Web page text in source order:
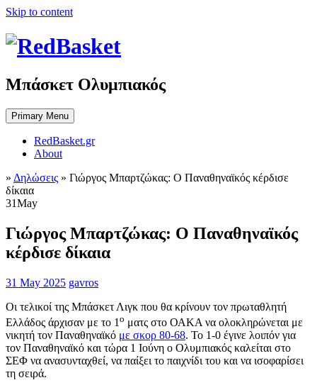
Skip to content
Μπάσκετ Ολυμπιακός
Primary Menu
RedBasket.gr
About
» Δηλώσεις » Γιώργος Μπαρτζώκας: Ο Παναθηναϊκός κέρδισε
δίκαια
31May
Γιώργος Μπαρτζώκας: Ο Παναθηναϊκός
κέρδισε δίκαια
31 May 2025 gavros
Οι τελικοί της Μπάσκετ Λιγκ που θα κρίνουν τον πρωταθλητή
Ελλάδος άρχισαν με το 1 ο ματς στο ΟΑΚΑ να ολοκληρώνεται με
νικητή τον Παναθηναϊκό με σκορ 80-68. Το 1-0 έγινε λοιπόν για
τον Παναθηναϊκό και τώρα 1 Ιούνη ο Ολυμπιακός καλείται στο
ΣΕΦ να ανασυνταχθεί, να παίξει το παιχνίδι του και να ισοφαρίσει
τη σειρά.